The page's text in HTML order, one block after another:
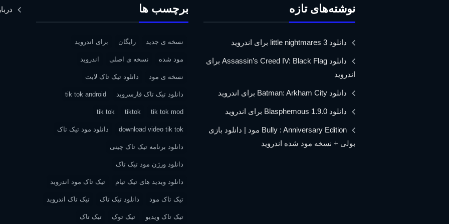
نوشته‌های تازه
دانلود little nightmares 3 برای اندروید
دانلود Assassin’s Creed IV: Black Flag برای
اندروید
دانلود Batman: Arkham City برای اندروید
دانلود Blasphemous 1.9.0 برای اندروید
Bully : Anniversary Edition مود | دانلود بازی
بولی + نسخه مود شده اندروید
برچسب ها
نسخه ی جدید رایگان برای اندروید
مود شده نسخه ی اصلی اندروید
نسخه ی مود دانلود تیک تاک لایت
دانلود تیک تاک فارسروید tik tok android
tik tok mod
tiktok
tik tok
download video tik tok دانلود مود تیک تاک
دانلود برنامه تیک تاک چینی
دانلود ورژن مود تیک تاک
دانلود ویدید های تیک تیام تیک تاک مود اندروید
تیک تاک مود دانلود تیک تاک تیک تاک اندروید
تیک تاک ویدیو تیک توک تیک تاک